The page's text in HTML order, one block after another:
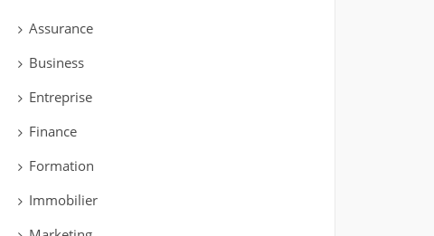
Assurance
Business
Entreprise
Finance
Formation
Immobilier